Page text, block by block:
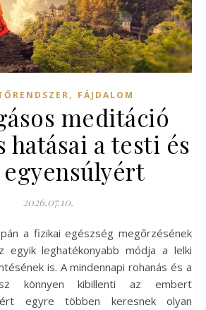
, FÁJDALOM
meditáció
hatásai a testi és
2026.07.10.
egyik leghatékonyabb módja a lelki
is. A mindennapi rohanás és a
könnyen kibillenti az embert
egyre többen keresnek olyan